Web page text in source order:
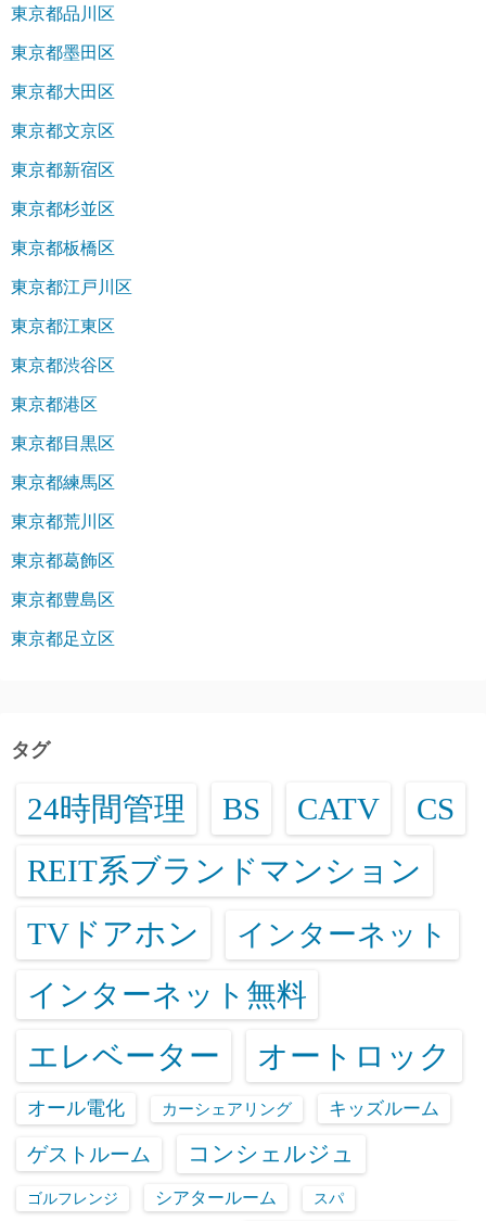
東京都品川区
東京都墨田区
東京都大田区
東京都文京区
東京都新宿区
東京都杉並区
東京都板橋区
東京都江戸川区
東京都江東区
東京都渋谷区
東京都港区
東京都目黒区
東京都練馬区
東京都荒川区
東京都葛飾区
東京都豊島区
東京都足立区
タグ
24時間管理 BS CATV CS
REIT系ブランドマンション
TVドアホン インターネット
インターネット無料
エレベーター オートロック
オール電化 カーシェアリング キッズルーム
ゲストルーム コンシェルジュ
ゴルフレンジ シアタールーム スパ